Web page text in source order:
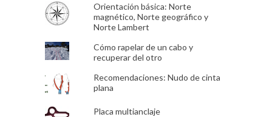
Orientación básica: Norte
magnético, Norte geográfico y
Norte Lambert
Cómo rapelar de un cabo y
recuperar del otro
Recomendaciones: Nudo de cinta
plana
Placa multianclaje